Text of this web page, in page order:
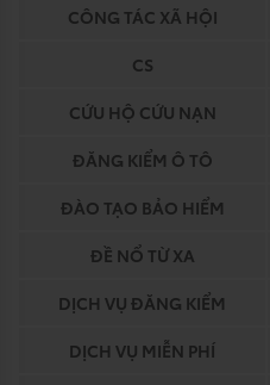
CÔNG TÁC XÃ HỘI
CS
CỨU HỘ CỨU NẠN
ĐĂNG KIỂM Ô TÔ
ĐÀO TẠO BẢO HIỂM
ĐỀ NỔ TỪ XA
DỊCH VỤ ĐĂNG KIỂM
DỊCH VỤ MIỄN PHÍ